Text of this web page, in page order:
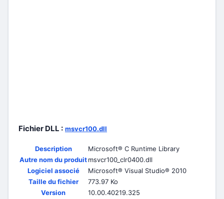
Fichier DLL : msvcr100.dll
Description
Microsoft® C Runtime Library
Autre nom du produitmsvcr100_clr0400.dll
Logiciel associé
Microsoft® Visual Studio® 2010
Taille du fichier
773.97 Ko
Version
10.00.40219.325